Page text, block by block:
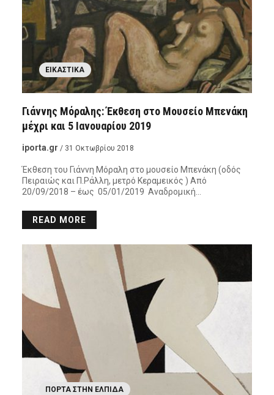
ΕΙΚΑΣΤΙΚΆ
Γιάννης Μόραλης: Έκθεση στο Μουσείο Μπενάκη
μέχρι και 5 Ιανουαρίου 2019
iporta.gr / 31 Οκτωβρίου 2018
Έκθεση του Γιάννη Μόραλη στο μουσείο Μπενάκη (οδός
Πειραιώς και Π.Ράλλη, μετρό Κεραμεικός ) Από
20/09/2018 – έως 05/01/2019 Αναδρομική…
READ MORE
ΠΌΡΤΑ ΣΤΗΝ ΕΛΠΊΔΑ